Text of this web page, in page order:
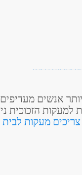
אנשים
הזכוכית
מעקות לבית